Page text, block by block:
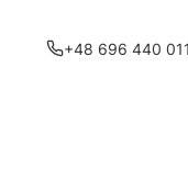
+48 696 440 011